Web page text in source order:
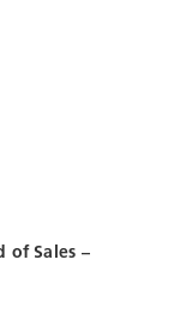
of Sales –